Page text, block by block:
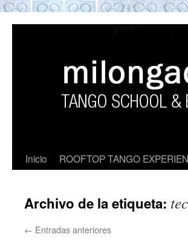
experience. Private Tango Lesson. Rooftop
Tango experience Barcelona. Tango
Inicio ROOFTOP TANGO
Archivo de la etiqueta:
← Entradas anteriores